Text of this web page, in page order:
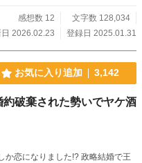
感想数 12
文字数 128,034
2026.02.23
登録日 2025.01.31
お気に入り追加 3,142
破棄された勢いでヤケ酒
ました!? 政略結婚で王